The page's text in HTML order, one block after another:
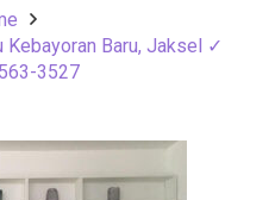
Kebayoran Baru, Jaksel ✓
3527